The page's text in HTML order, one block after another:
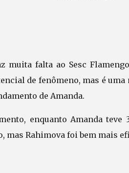
muita falta ao Sesc
de fenômeno, mas é
de Amanda.
enquanto Amanda
mas Rahimova foi bem mais